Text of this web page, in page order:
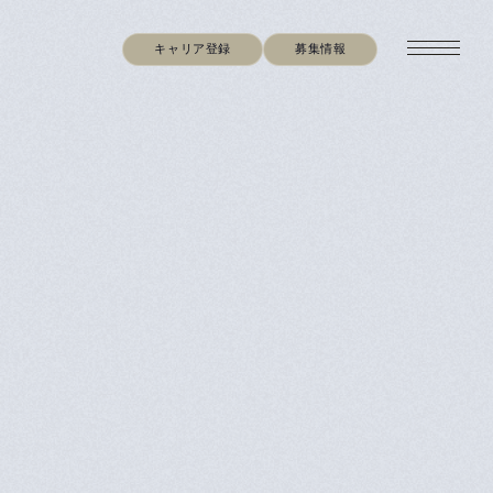
キャリア登録 募集情報